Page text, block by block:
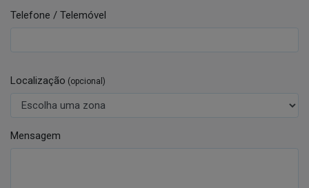
Telefone / Telemóvel
Localização (opcional)
Mensagem